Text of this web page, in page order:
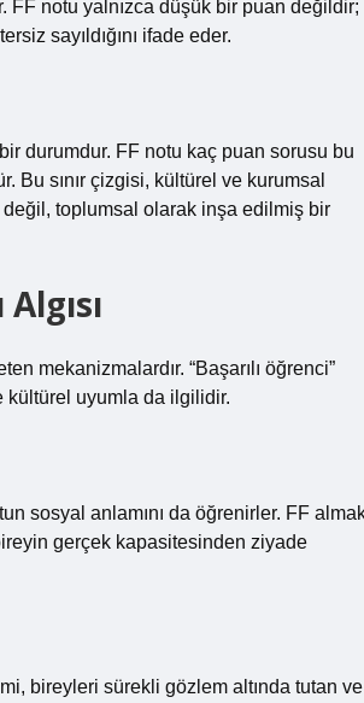
FF notu yalnızca düşük bir puan değildir;
sayıldığını ifade eder.
durumdur. FF notu kaç puan sorusu bu
Bu sınır çizgisi, kültürel ve kurumsal
toplumsal olarak inşa edilmiş bir
mekanizmalardır. “Başarılı öğrenci”
kültürel uyumla da ilgilidir.
sosyal anlamını da öğrenirler. FF
gerçek kapasitesinden ziyade
bireyleri sürekli gözlem altında tutan ve